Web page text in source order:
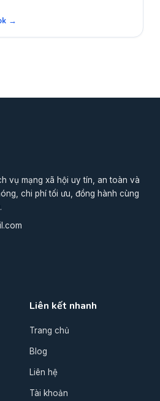
→
vụ mạng xã hội uy tín, an toàn và
chi phí tối ưu, đồng hành cùng
Liên kết nhanh
Trang chủ
Blog
Liên hệ
Tài khoản